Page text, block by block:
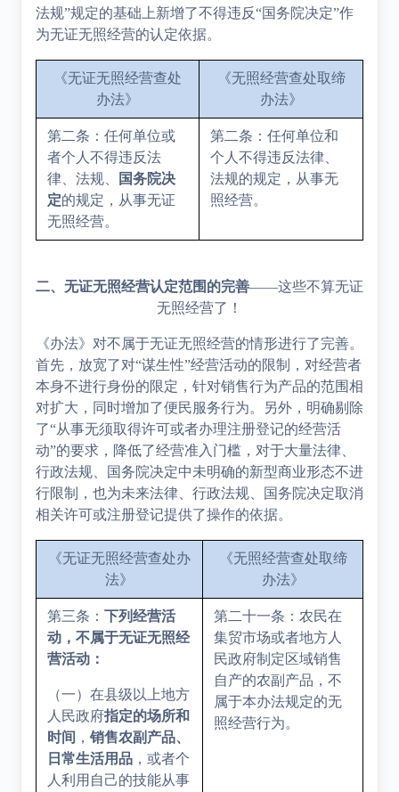
法规”规定的基础上新增了不得违反“国务院决定”作
为无证无照经营的认定依据。
《无证无照经营查处
办法》
《无照经营查处取缔
办法》
第二条：任何单位或
者个人不得违反法
律、法规、
国务院决
定的规定，从事无证
无照经营。
第二条：任何单位和
个人不得违反法律、
法规的规定，从事无
照经营。
二、无证无照经营认定范围的完善——这些不算无证
无照经营了！
《办法》对不属于无证无照经营的情形进行了完善。
首先，放宽了对“谋生性”经营活动的限制，对经营者
本身不进行身份的限定，针对销售行为产品的范围相
对扩大，同时增加了便民服务行为。另外，明确剔除
了“从事无须取得许可或者办理注册登记的经营活
动”的要求，降低了经营准入门槛，对于大量法律、
行政法规、国务院决定中未明确的新型商业形态不进
行限制，也为未来法律、行政法规、国务院决定取消
相关许可或注册登记提供了操作的依据。
《无证无照经营查处办
法》
《无照经营查处取缔
办法》
第三条： 下列经营活
动，不属于无证无照经
营活动：
（一）在县级以上地方
人民政府指定的场所和
时间 ， 销售农副产品、
日常生活用品 ，或者个
人利用自己的技能从事
第二十一条：农民在
集贸市场或者地方人
民政府制定区域销售
自产的农副产品，不
属于本办法规定的无
照经营行为。